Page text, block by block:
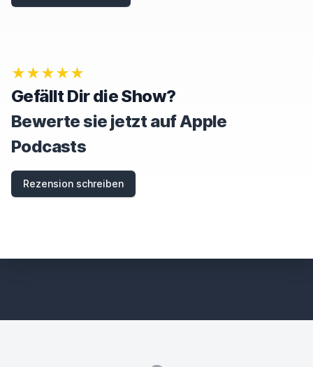
★★★★★
Gefällt Dir die Show?
Bewerte sie jetzt auf Apple
Podcasts
Rezension schreiben